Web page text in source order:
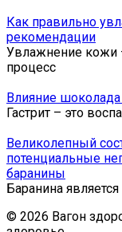
Как правильно
рекомендации
Увлажнение
процесс
Влияние шоколада
Гастрит – это
Великолепный
потенциальные
баранины
Баранина
© 2026 Вагон